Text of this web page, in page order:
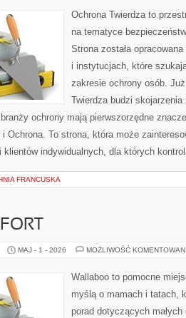
Ochrona Twierdza to
na tematyce
Strona została
i instytucjach, które
zakresie ochrony osób.
Twierdza budzi
ochrony mają pierwszorzędne
Ochrona. To strona, która może
klientów indywidualnych, dla których
FRANCUSKA
MAJ - 1 - 2026 MOŻLIWOŚĆ
Wallaboo to pomocne
myślą o mamach i tatach,
porad dotyczących